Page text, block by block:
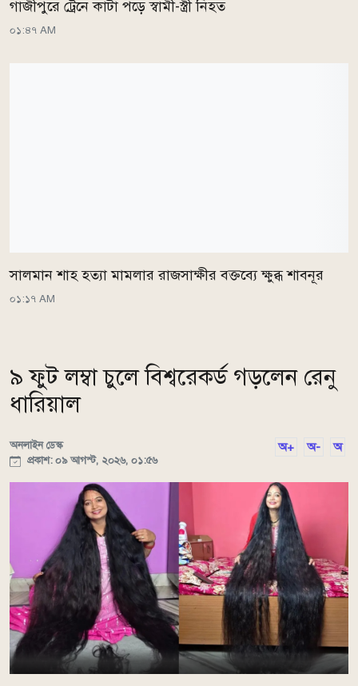
গাজীপুরে ট্রেনে কাটা পড়ে স্বামী-স্ত্রী নিহত
০১:৪৭ AM
সালমান শাহ হত্যা মামলার রাজসাক্ষীর বক্তব্যে ক্ষুব্ধ শাবনূর
০১:১৭ AM
৯ ফুট লম্বা চুলে বিশ্বরেকর্ড গড়লেন রেনু
ধারিয়াল
অনলাইন ডেস্ক
প্রকাশ: ০৯ আগস্ট, ২০২৬, ০১:৫৬
অ+ অ- অ